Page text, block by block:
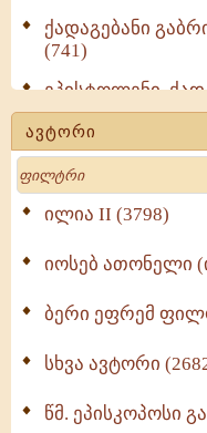
ქადაგებანი
(741)
ეპისტოლენი,
(723)
მოძღვრის ძალზე
მრევლისათვის
Wisdomge (514)
ქადაგებანი
სულიერი
ნაწილი II (369)
ავტორი
Search
ილია II (3798)
იოსებ ათონელი
ბერი ეფრემ
სხვა ავტორი
წმ. ეპისკოპოსი